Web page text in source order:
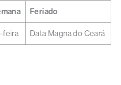
Feriado
feira Data Magna do Ceará